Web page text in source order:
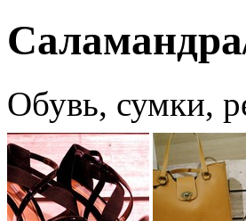
Обувь, сумки,